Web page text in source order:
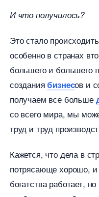
И что получилось?
Это стало
особенно в странах
ольшего и большего
созданияизнесов и
получаем все больше
со всего мира, мы
труд и труд
Кажется, что дела в
потрясающе хорошо, и
огатства работает,